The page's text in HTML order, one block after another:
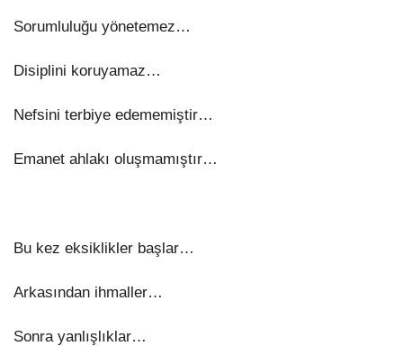
Sorumluluğu yönetemez…
Disiplini koruyamaz…
Nefsini terbiye edememiştir…
Emanet ahlakı oluşmamıştır…
Bu kez eksiklikler başlar…
Arkasından ihmaller…
Sonra yanlışlıklar…